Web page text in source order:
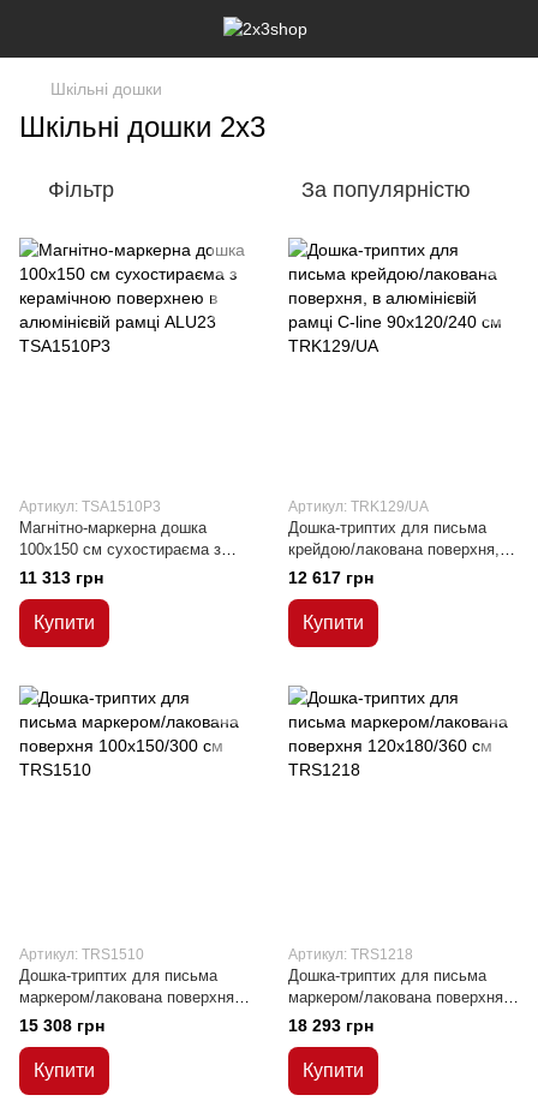
Шкільні дошки
Шкільні дошки 2х3
Фільтр За популярністю
Артикул: TSA1510P3
Магнітно-маркерна дошка
100x150 см сухостираєма з
керамічною поверхнею в
алюмінієвій рамці ALU23
11 313 грн
Купити
Артикул: TRK129/UA
Дошка-триптих для письма
крейдою/лакована поверхня, в
алюмінієвій рамці C-line
90х120/240 см
12 617 грн
Купити
Артикул: TRS1510
Дошка-триптих для письма
маркером/лакована поверхня
100x150/300 см
15 308 грн
Купити
Артикул: TRS1218
Дошка-триптих для письма
маркером/лакована поверхня
120x180/360 см
18 293 грн
Купити